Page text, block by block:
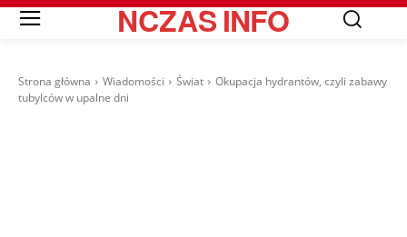
NCZASINFO
Strona główna Wiadomości Świat
Okupacja hydrantów, czyli zabawy
tubylców w upalne dni